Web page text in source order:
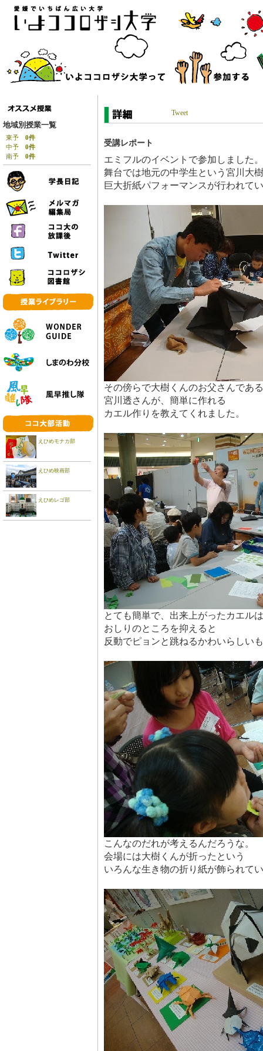
地域別授業一覧
東予 0件
中予 0件
南予 0件
えひめモナカ部
えひめ映画部
えひめレゴ部
Tweet
受講レポート
エミフルのイベントで参加しました。
舞台では地元の中学生という宮川大
巨大折紙パフォーマンスが行われて
その傍らで大樹くんのお父さんである
宮川透さんが、簡単に作れる
カエル作りを教えてくれました。
とても簡単で、出来上がったカエルは
おしりのところを抑えると
反動でピョンと跳ねるかわいらしい
こんなのだれが考えるんだろうな。
会場には大樹くんが折ったという
いろんな生き物の折り紙が飾られて